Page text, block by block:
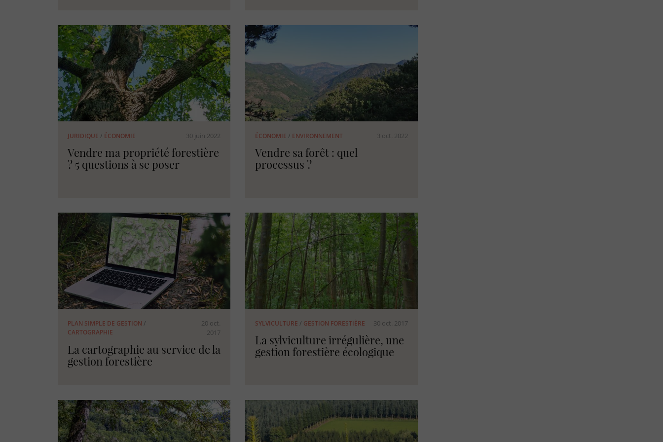
JURIDIQUE / ÉCONOMIE 30 juin 2022
Vendre ma propriété forestière
? 5 questions à se poser
ÉCONOMIE / ENVIRONNEMENT 3 oct. 2022
Vendre sa forêt : quel
processus ?
PLAN SIMPLE DE GESTION /
CARTOGRAPHIE
20 oct.
2017
La cartographie au service de la
gestion forestière
SYLVICULTURE / GESTION FORESTIÈRE 30 oct. 2017
La sylviculture irrégulière, une
gestion forestière écologique